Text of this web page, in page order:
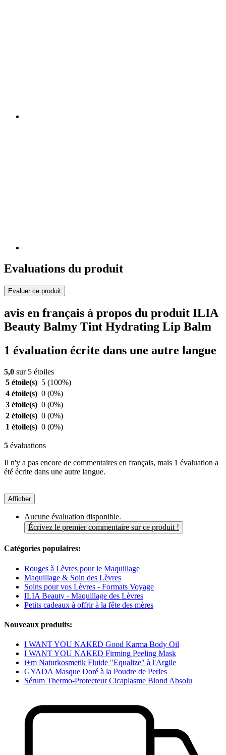
Evaluations du produit
Evaluer ce produit
avis en français à propos du produit ILIA
Beauty Balmy Tint Hydrating Lip Balm
1 évaluation écrite dans une autre langue
5,0 sur 5 étoiles
5 étoile(s) 5 (100%)
4 étoile(s) 0 (0%)
3 étoile(s) 0 (0%)
2 étoile(s) 0 (0%)
1 étoile(s) 0 (0%)
5 évaluations
Il n'y a pas encore de commentaires en français, mais 1 évaluation a
été écrite dans une autre langue.
Afficher
Aucune évaluation disponible.
Écrivez le premier commentaire sur ce produit !
Catégories populaires:
Rouges à Lèvres pour le Maquillage
Maquillage & Soin des Lèvres
Soins pour vos Lèvres - Formats Voyage
ILIA Beauty - Maquillage des Lèvres
Petits cadeaux à offrir à la fête des mères
Nouveaux produits:
I WANT YOU NAKED Good Karma Body Oil
I WANT YOU NAKED Firming Peeling Mask
i+m Naturkosmetik Fluide "Equalize" à l'Argile
GYADA Masque Doré à la Poudre de Perles
Sérum Thermo-Protecteur Cicaplasme Blond Absolu